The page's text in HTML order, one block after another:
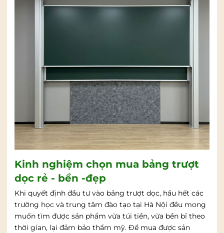
Kinh nghiệm chọn mua bảng trượt
dọc rẻ - bền -đẹp
Khi quyết định đầu tư vào bảng trượt dọc, hầu hết các
trường học và trung tâm đào tạo tại Hà Nội đều mong
muốn tìm được sản phẩm vừa túi tiền, vừa bền bỉ theo
thời gian, lại đảm bảo thẩm mỹ. Để mua được sản